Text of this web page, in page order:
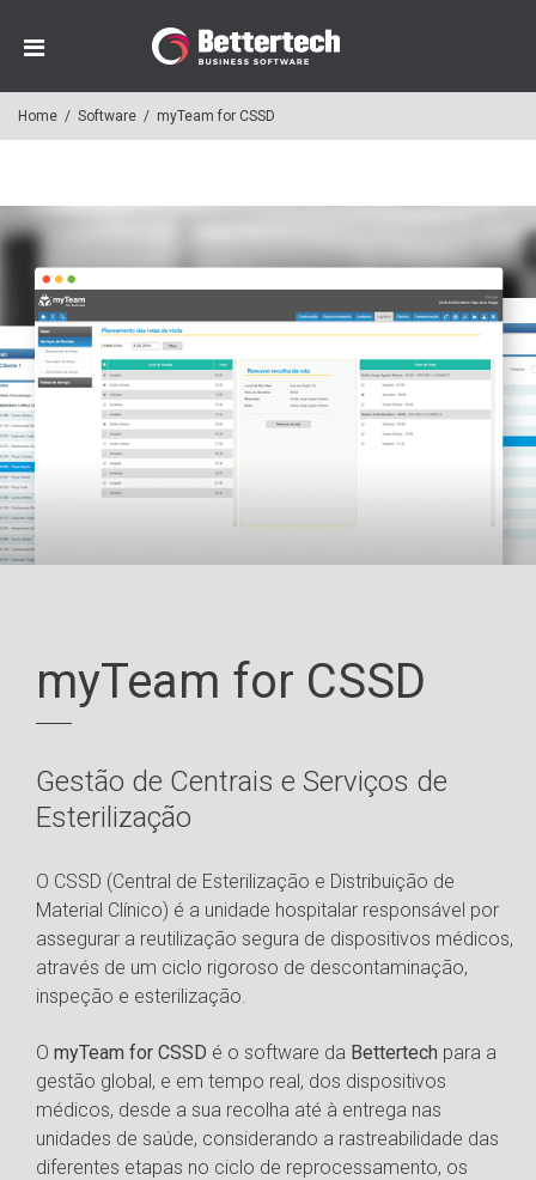
Home / Software / myTeam for CSSD
myTeam for CSSD
Gestão de Centrais e Serviços de
Esterilização
O CSSD (Central de Esterilização e Distribuição de
Material Clínico) é a unidade hospitalar responsável por
assegurar a reutilização segura de dispositivos médicos,
através de um ciclo rigoroso de descontaminação,
inspeção e esterilização.
O myTeam for CSSD é o software da Bettertech para a
gestão global, e em tempo real, dos dispositivos
médicos, desde a sua recolha até à entrega nas
unidades de saúde, considerando a rastreabilidade das
diferentes etapas no ciclo de reprocessamento, os